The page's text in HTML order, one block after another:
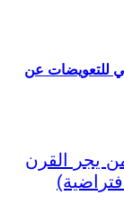
للتعويضات عن